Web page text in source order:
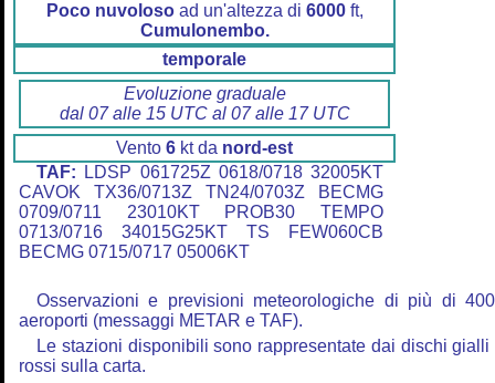
Poco nuvolosoad un'altezza di 6000ft,
Cumulonembo.
temporale
Evoluzione graduale
dal 07 alle 15 UTC al 07 alle 17 UTC
Vento 6 kt da nord-est
TAF: LDSP 061725Z 0618/0718 32005KT
CAVOK TX36/0713Z TN24/0703Z BECMG
0709/0711 23010KT PROB30 TEMPO
0713/0716 34015G25KT TS FEW060CB
BECMG 0715/0717 05006KT
Osservazioni e previsioni meteorologiche di più di
aeroporti (messaggi METAR e TAF).
Le stazioni disponibili sono rappresentate dai dischi gialli
rossi sulla carta.